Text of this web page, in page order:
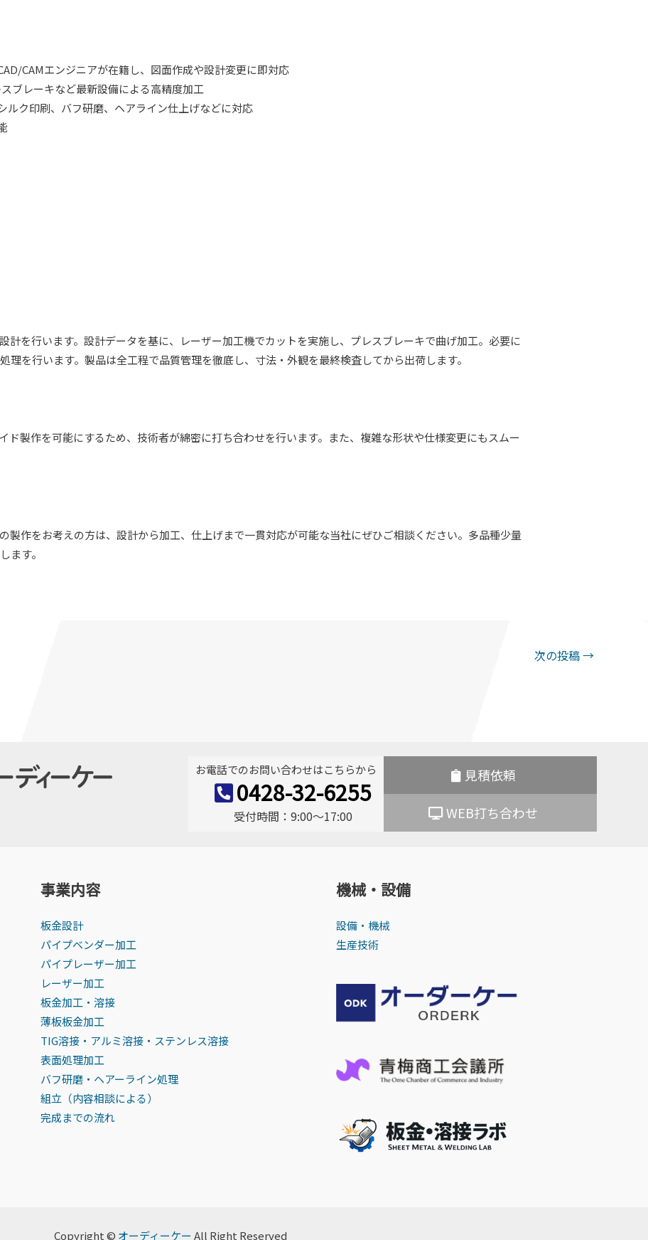
CAMエンジニアが在籍し、図面作成や設計変更に即対応
ブレーキなど最新設備による高精度加工
ルク印刷、バフ研磨、ヘアライン仕上げなどに対応
計を行います。設計データを基に、レーザー加工機でカットを実施し、プレスブレーキで曲げ加工。必要に
理を行います。製品は全工程で品質管理を徹底し、寸法・外観を最終検査してから出荷します。
ド製作を可能にするため、技術者が綿密に打ち合わせを行います。また、複雑な形状や仕様変更にもスムー
製作をお考えの方は、設計から加工、仕上げまで一貫対応が可能な当社にぜひご相談ください。多品種少量
ます。
次の投稿→
お電話でのお問い合わせはこちらから
0428-32-6255
受付時間：9:00〜17:00
見積依頼
WEB打ち合わせ
事業内容
板金設計
パイプベンダー加工
パイプレーザー加工
レーザー加工
板金加工・溶接
薄板板金加工
TIG溶接・アルミ溶接・ステンレス溶接
表面処理加工
バフ研磨・ヘアーライン処理
組立（内容相談による）
完成までの流れ
機械・設備
設備・機械
生産技術
Copyright © オーディーケー All Right Reserved